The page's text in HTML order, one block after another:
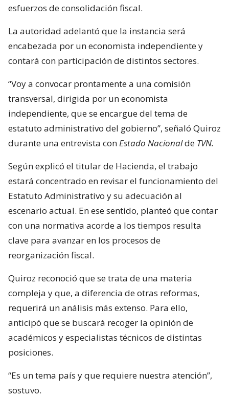
esfuerzos de consolidación fiscal.
La autoridad adelantó que la instancia será
encabezada por un economista independiente y
contará con participación de distintos sectores.
“Voy a convocar prontamente a una comisión
transversal, dirigida por un economista
independiente, que se encargue del tema de
estatuto administrativo del gobierno”, señaló Quiroz
durante una entrevista conEstado Nacionalde TVN.
Según explicó el titular de Hacienda, el trabajo
estará concentrado en revisar el funcionamiento del
Estatuto Administrativo y su adecuación al
escenario actual. En ese sentido, planteó que contar
con una normativa acorde a los tiempos resulta
clave para avanzar en los procesos de
reorganización fiscal.
Quiroz reconoció que se trata de una materia
compleja y que, a diferencia de otras reformas,
requerirá un análisis más extenso. Para ello,
anticipó que se buscará recoger la opinión de
académicos y especialistas técnicos de distintas
posiciones.
“Es un tema país y que requiere nuestra atención”,
sostuvo.